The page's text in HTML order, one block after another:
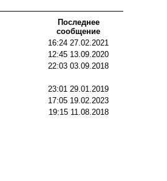
Последнее
сообщение
16:24 27.02.2021
12:45 13.09.2020
22:03 03.09.2018
23:01 29.01.2019
17:05 19.02.2023
19:15 11.08.2018